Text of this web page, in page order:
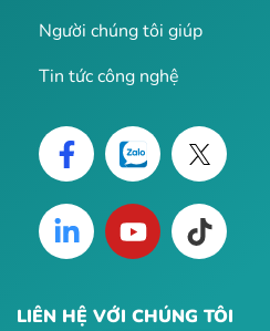
Người chúng tôi giúp
Tin tức công nghệ
LIÊN HỆ VỚI CHÚNG TÔI